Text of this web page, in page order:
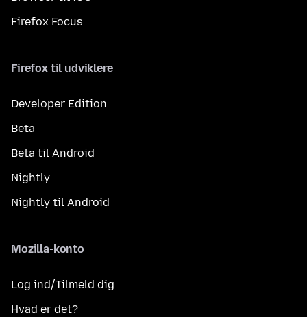
Firefox Focus
Firefox til udviklere
Developer Edition
Beta
Beta til Android
Nightly
Nightly til Android
Mozilla-konto
Log ind/Tilmeld dig
Hvad er det?